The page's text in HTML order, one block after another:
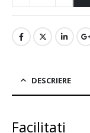
DESCRIERE
Facilitati